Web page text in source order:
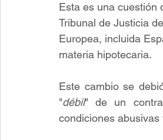
Esta es una cuestión
Tribunal de Justicia
Europea, incluida
materia hipotecaria.
Este cambio se
"débil" de un
condiciones